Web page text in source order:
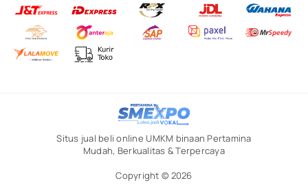
Situs jual beli online UMKM binaan Pertamina
Mudah, Berkualitas & Terpercaya
Copyright © 2026